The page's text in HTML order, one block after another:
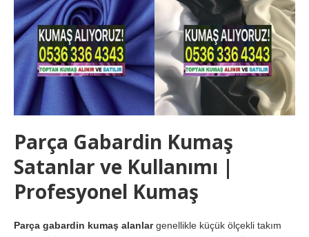
Parça Gabardin Kumaş
Satanlar ve Kullanımı |
Profesyonel Kumaş
Parça gabardin kumaş alanlargenellikle küçük ölçekli takım